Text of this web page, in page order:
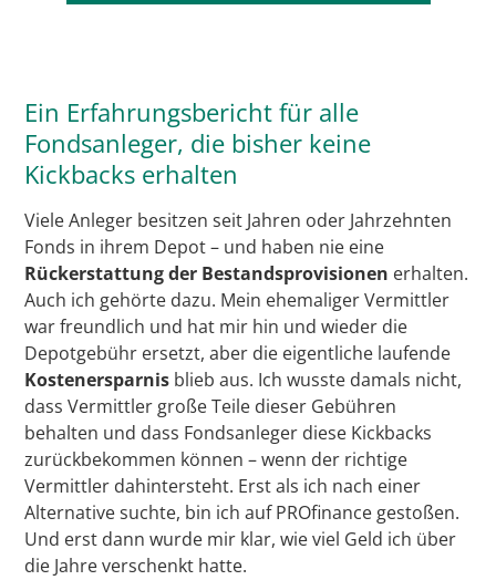
Ein Erfahrungsbericht für alle
Fondsanleger, die bisher keine
Kickbacks erhalten
Viele Anleger besitzen seit Jahren oder Jahrzehnten
Fonds in ihrem Depot – und haben nie eine
Rückerstattung der Bestandsprovisionen erhalten.
Auch ich gehörte dazu. Mein ehemaliger Vermittler
war freundlich und hat mir hin und wieder die
Depotgebühr ersetzt, aber die eigentliche laufende
Kostenersparnis blieb aus. Ich wusste damals nicht,
dass Vermittler große Teile dieser Gebühren
behalten und dass Fondsanleger diese Kickbacks
zurückbekommen können – wenn der richtige
Vermittler dahintersteht. Erst als ich nach einer
Alternative suchte, bin ich auf PROfinance gestoßen.
Und erst dann wurde mir klar, wie viel Geld ich über
die Jahre verschenkt hatte.